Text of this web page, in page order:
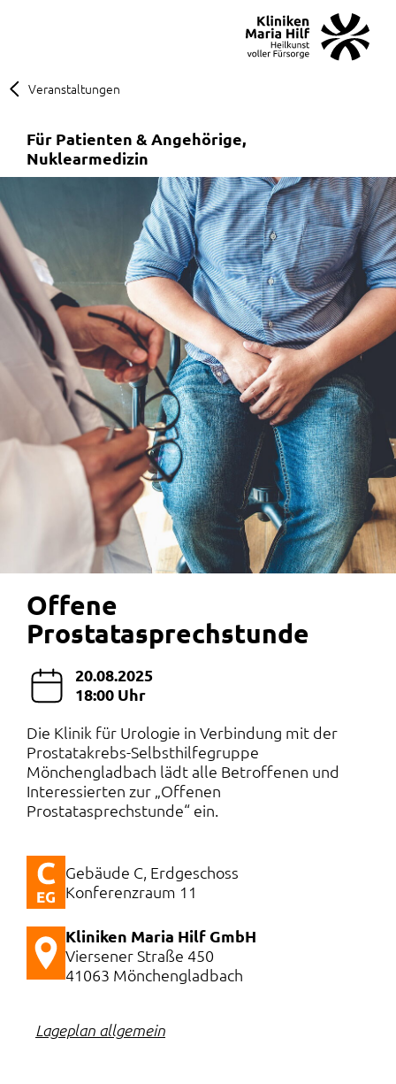
Veranstaltungen
Für Patienten & Angehörige
Nuklearmedizin
Offene
Prostatasprechstunde
20.08.2025
18:00 Uhr
Die Klinik für Urologie in Verbindung mit der
Prostatakrebs-Selbsthilfegruppe
Mönchengladbach lädt alle Betroffenen und
Interessierten zur „Offenen
Prostatasprechstunde“ ein.
Gebäude C, Erdgeschoss
Konferenzraum 11
Kliniken Maria Hilf GmbH
Viersener Straße 450
41063 Mönchengladbach
Lageplan allgemein